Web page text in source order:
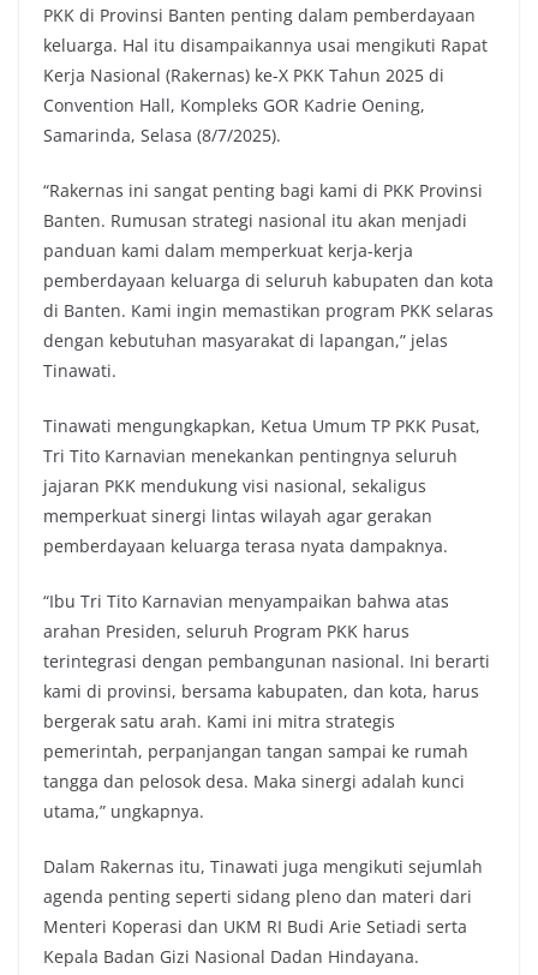
PKK di Provinsi Banten penting dalam pemberdayaan
keluarga. Hal itu disampaikannya usai mengikuti Rapat
Kerja Nasional (Rakernas) ke-X PKK Tahun 2025 di
Convention Hall, Kompleks GOR Kadrie Oening,
Samarinda, Selasa (8/7/2025).
“Rakernas ini sangat penting bagi kami di PKK Provinsi
Banten. Rumusan strategi nasional itu akan menjadi
panduan kami dalam memperkuat kerja-kerja
pemberdayaan keluarga di seluruh kabupaten dan kota
di Banten. Kami ingin memastikan program PKK selaras
dengan kebutuhan masyarakat di lapangan,” jelas
Tinawati.
Tinawati mengungkapkan, Ketua Umum TP PKK Pusat,
Tri Tito Karnavian menekankan pentingnya seluruh
jajaran PKK mendukung visi nasional, sekaligus
memperkuat sinergi lintas wilayah agar gerakan
pemberdayaan keluarga terasa nyata dampaknya.
“Ibu Tri Tito Karnavian menyampaikan bahwa atas
arahan Presiden, seluruh Program PKK harus
terintegrasi dengan pembangunan nasional. Ini berarti
kami di provinsi, bersama kabupaten, dan kota, harus
bergerak satu arah. Kami ini mitra strategis
pemerintah, perpanjangan tangan sampai ke rumah
tangga dan pelosok desa. Maka sinergi adalah kunci
utama,” ungkapnya.
Dalam Rakernas itu, Tinawati juga mengikuti sejumlah
agenda penting seperti sidang pleno dan materi dari
Menteri Koperasi dan UKM RI Budi Arie Setiadi serta
Kepala Badan Gizi Nasional Dadan Hindayana.